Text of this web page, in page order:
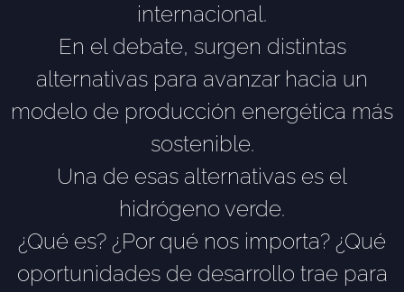
internacional.
En el debate, surgen distintas
alternativas para avanzar hacia un
modelo de producción energética más
sostenible.
Una de esas alternativas es el
hidrógeno verde.
¿Qué es? ¿Por qué nos importa? ¿Qué
oportunidades de desarrollo trae para